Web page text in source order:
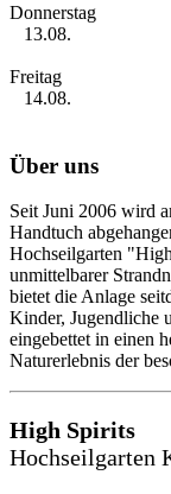
Donnerstag
13.08.
Freitag
14.08.
Über uns
Seit Juni 2006 wird
Handtuch
Hochseilgarten
unmittelbarer
bietet die Anlage
Kinder, Jugendliche
eingebettet in einen
Naturerlebnis der
High Spirits
Hochseilgarten